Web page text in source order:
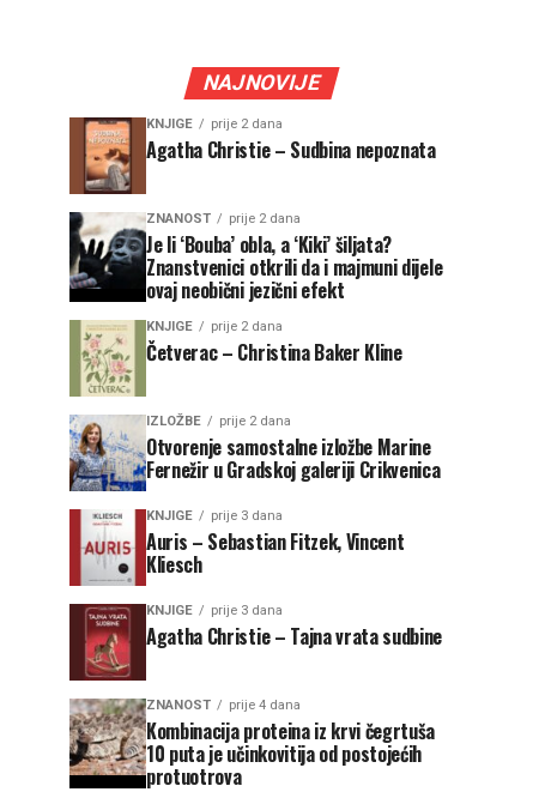
NAJNOVIJE
KNJIGE prije 2 dana
Agatha Christie – Sudbina nepoznata
ZNANOST prije 2 dana
Je li ‘Bouba’ obla, a ‘Kiki’ šiljata?
Znanstvenici otkrili da i majmuni dijele
ovaj neobični jezični efekt
KNJIGE prije 2 dana
Četverac – Christina Baker Kline
IZLOŽBE prije 2 dana
Otvorenje samostalne izložbe Marine
Fernežir u Gradskoj galeriji Crikvenica
KNJIGE prije 3 dana
Auris – Sebastian Fitzek, Vincent
Kliesch
KNJIGE prije 3 dana
Agatha Christie – Tajna vrata sudbine
ZNANOST prije 4 dana
Kombinacija proteina iz krvi čegrtuša
10 puta je učinkovitija od postojećih
protuotrova